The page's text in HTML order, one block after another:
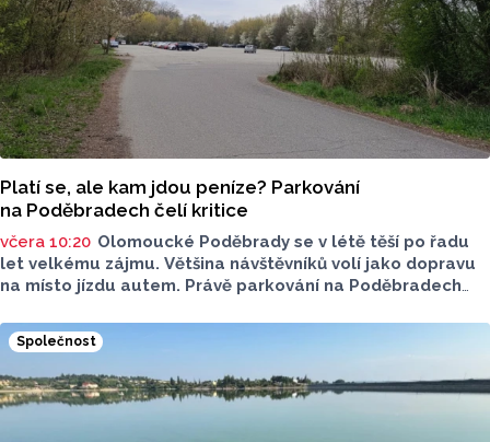
Platí se, ale kam jdou peníze? Parkování
na Poděbradech čelí kritice
včera 10:20 Olomoucké Poděbrady se v létě těší po řadu
let velkému zájmu. Většina návštěvníků volí jako dopravu
na místo jízdu autem. Právě parkování na Poděbradech
Na konci června vznikla na Facebooku stránka s názvem
Poděbrady bez závor a nelegálního parkovného, která
upozorňuje na nevyhovujcí situaci s parkováním
u oblíbeného olomouckého letoviska. Za iniciativou stojí
zastupitel města Olomouce, na jeho přání nebudeme
Společnost